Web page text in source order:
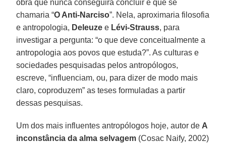
obra que nunca conseguirá concluir e que se
chamaria “O Anti-Narciso”. Nela, aproximaria filosofia
e antropologia, Deleuze e Lévi-Strauss, para
investigar a pergunta: “o que deve conceitualmente a
antropologia aos povos que estuda?”. As culturas e
sociedades pesquisadas pelos antropólogos,
escreve, “influenciam, ou, para dizer de modo mais
claro, coproduzem” as teses formuladas a partir
dessas pesquisas.
Um dos mais influentes antropólogos hoje, autor de A
inconstância da alma selvagem (Cosac Naify, 2002)